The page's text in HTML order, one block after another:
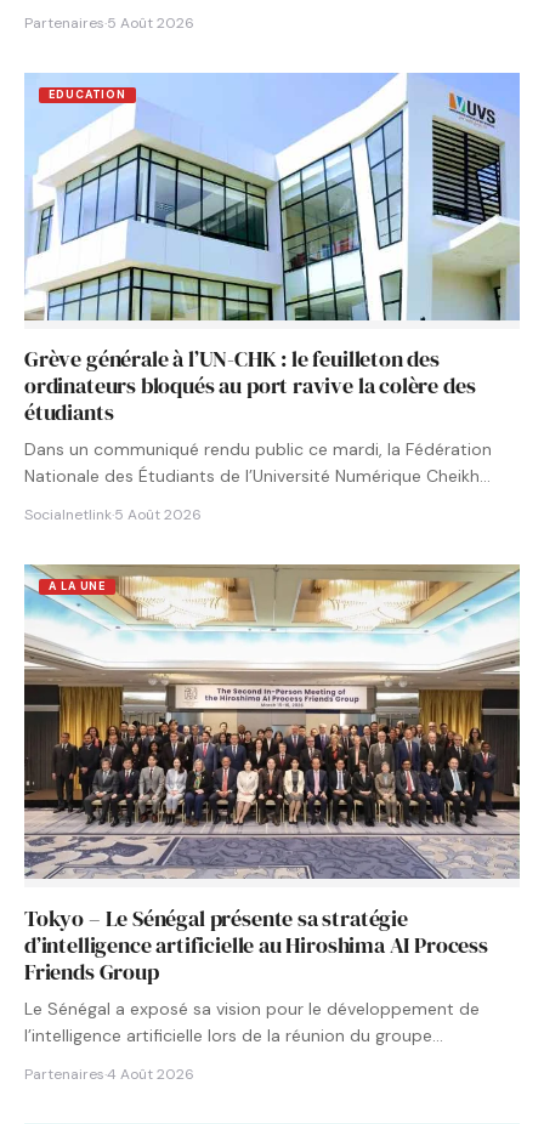
Partenaires·5 Août 2026
EDUCATION
Grève générale à l’UN-CHK : le feuilleton des
ordinateurs bloqués au port ravive la colère des
étudiants
Dans un communiqué rendu public ce mardi, la Fédération
Nationale des Étudiants de l’Université Numérique Cheikh
Socialnetlink·5 Août 2026
A LA UNE
Tokyo – Le Sénégal présente sa stratégie
d’intelligence artificielle au Hiroshima AI Process
Friends Group
Le Sénégal a exposé sa vision pour le développement de
l’intelligence artificielle lors de la réunion du groupe…
Partenaires·4 Août 2026